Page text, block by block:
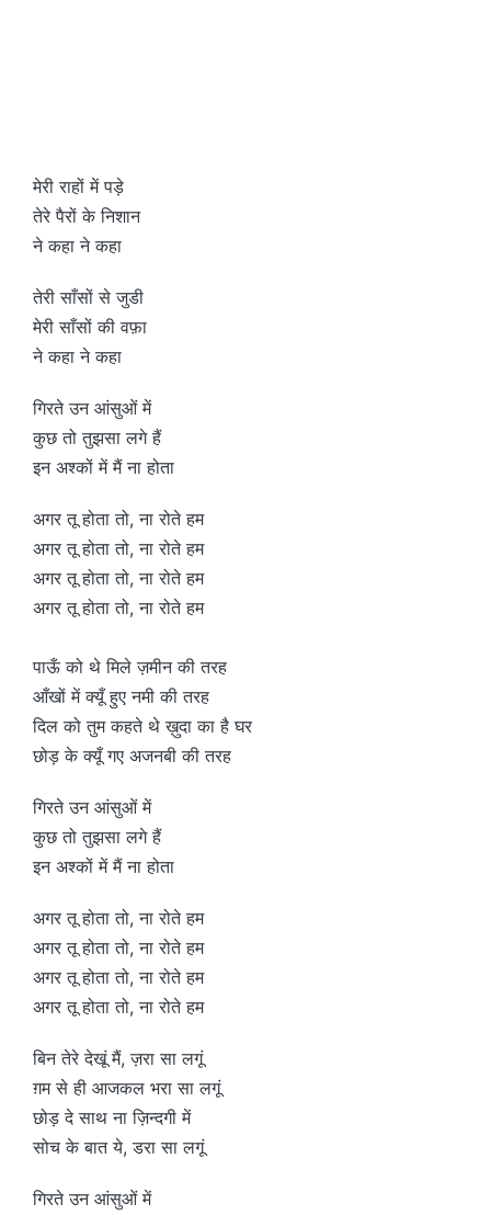
मेरी राहों में पड़े
तेरे पैरों के निशान
ने कहा ने कहा
तेरी साँसों से जुडी
मेरी साँसों की वफ़ा
ने कहा ने कहा
गिरते उन आंसुओं में
कुछ तो तुझसा लगे हैं
इन अश्कों में मैं ना होता
अगर तू होता तो, ना रोते हम
अगर तू होता तो, ना रोते हम
अगर तू होता तो, ना रोते हम
अगर तू होता तो, ना रोते हम
पाऊँ को थे मिले ज़मीन की तरह
आँखों में क्यूँ हुए नमी की तरह
दिल को तुम कहते थे ख़ुदा का है घर
छोड़ के क्यूँ गए अजनबी की तरह
गिरते उन आंसुओं में
कुछ तो तुझसा लगे हैं
इन अश्कों में मैं ना होता
अगर तू होता तो, ना रोते हम
अगर तू होता तो, ना रोते हम
अगर तू होता तो, ना रोते हम
अगर तू होता तो, ना रोते हम
बिन तेरे देखूं मैं, ज़रा सा लगूं
ग़म से ही आजकल भरा सा लगूं
छोड़ दे साथ ना ज़िन्दगी में
सोच के बात ये, डरा सा लगूं
गिरते उन आंसुओं में